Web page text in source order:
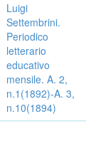
Luigi
Settembrini.
Periodico
letterario
educativo
mensile. A. 2,
n.1(1892)-A. 3,
n.10(1894)